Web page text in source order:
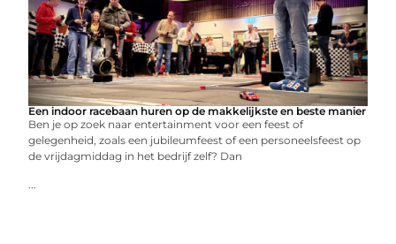
Een indoor racebaan huren op de makkelijkste en beste manier
Ben je op zoek naar entertainment voor een feest of
gelegenheid, zoals een jubileumfeest of een personeelsfeest op
de vrijdagmiddag in het bedrijf zelf? Dan
...